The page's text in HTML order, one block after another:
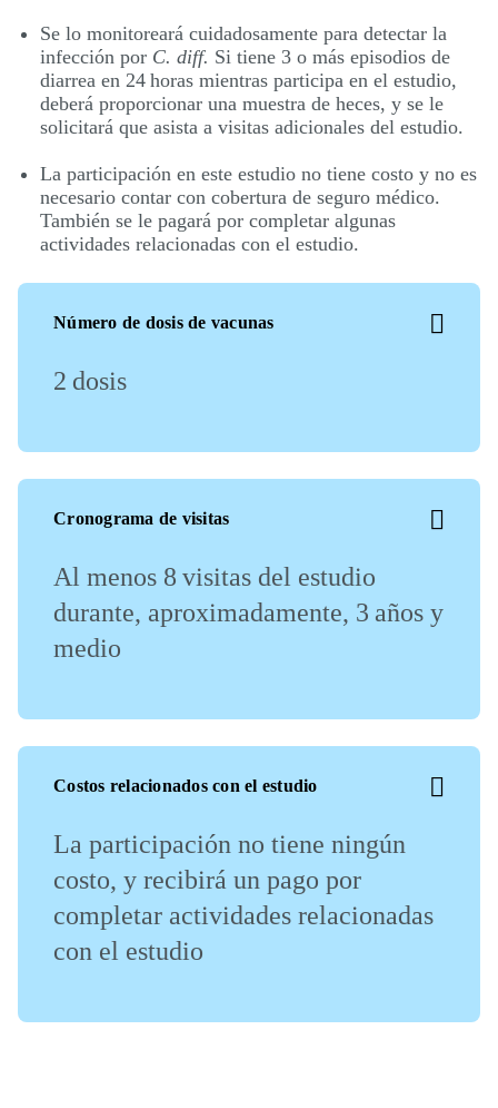
Se lo monitoreará cuidadosamente para detectar la
infección por C. diff. Si tiene 3 o más episodios de
diarrea en 24 horas mientras participa en el estudio,
deberá proporcionar una muestra de heces, y se le
solicitará que asista a visitas adicionales del estudio.
La participación en este estudio no tiene costo y no es
necesario contar con cobertura de seguro médico.
También se le pagará por completar algunas
actividades relacionadas con el estudio.
Número de dosis de vacunas
2 dosis
Cronograma de visitas
Al menos 8 visitas del estudio
durante, aproximadamente, 3 años y
medio
Costos relacionados con el estudio
La participación no tiene ningún
costo, y recibirá un pago por
completar actividades relacionadas
con el estudio